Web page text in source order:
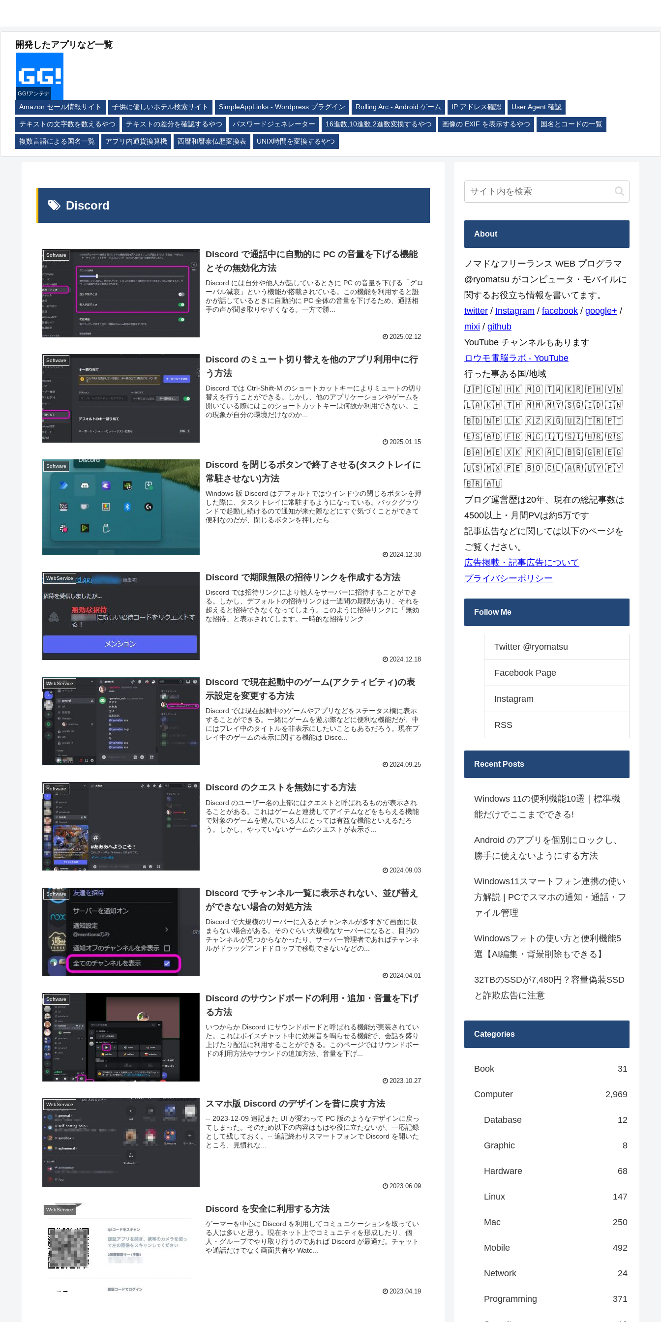
開発したアプリなど一覧
GG!アンテナ
Amazon セール情報サイト 子供に優しいホテル検索サイト SimpleAppLinks - Wordpress プラグイン Rolling Arc - Android ゲーム IP アドレス確認 User Agent 確認
テキストの文字数を数えるやつ テキストの差分を確認するやつ パスワードジェネレーター 16進数,10進数,2進数変換するやつ 画像の EXIF を表示するやつ 国名とコードの一覧
複数言語による国名一覧 アプリ内通貨換算機 西暦和暦泰仏歴変換表 UNIX時間を変換するやつ
Discord
Software
Discord で通話中に自動的に PC の音量を下げる機能
とその無効化方法
Discord には自分や他人が話しているときに PC の音量を下げる「グロ
ーバル減衰」という機能が搭載されている。この機能を利用すると誰
かが話しているときに自動的に PC 全体の音量を下げるため、通話相
手の声が聞き取りやすくなる。一方で勝...
2025.02.12
Software
Discord のミュート切り替えを他のアプリ利用中に行
う方法
Discord では Ctrl-Shift-M のショートカットキーによりミュートの切り
替えを行うことができる。しかし、他のアプリケーションやゲームを
開いている際にはこのショートカットキーは何故か利用できない。こ
の現象が自分の環境だけなのか...
2025.01.15
Software
Discord を閉じるボタンで終了させる(タスクトレイに
常駐させない)方法
Windows 版 Discord はデフォルトではウインドウの閉じるボタンを押
した際に、タスクトレイに常駐するようになっている。バックグラウ
ンドで起動し続けるので通知が来た際などにすぐ気づくことができて
便利なのだが、閉じるボタンを押したら...
2024.12.30
WebService Discord で期限無限の招待リンクを作成する方法
Discord では招待リンクにより他人をサーバーに招待することができ
る。しかし、デフォルトの招待リンクは一週間の期限があり、それを
超えると招待できなくなってしまう。このように招待リンクに「無効
な招待」と表示されてします。一時的な招待リンク...
2024.12.18
WebService
Discord で現在起動中のゲーム(アクティビティ)の表
示設定を変更する方法
Discord では現在起動中のゲームやアプリなどをステータス欄に表示
することができる。一緒にゲームを遊ぶ際などに便利な機能だが、中
にはプレイ中のタイトルを非表示にしたいこともあるだろう。現在プ
レイ中のゲームの表示に関する機能は Disco...
2024.09.25
Software Discord のクエストを無効にする方法
Discord のユーザー名の上部にはクエストと呼ばれるものが表示され
ることがある。これはゲームと連携してアイテムなどをもらえる機能
で対象のゲームを遊んでいる人にとっては有益な機能といえるだろ
う。しかし、やっていないゲームのクエストが表示さ...
2024.09.03
Software
Discord でチャンネル一覧に表示されない、並び替え
ができない場合の対処方法
Discord で大規模のサーバーに入るとチャンネルが多すぎて画面に収
まらない場合がある。そのぐらい大規模なサーバーになると、目的の
チャンネルが見つからなかったり、サーバー管理者であればチャンネ
ルがドラッグアンドドロップで移動できないなどの...
2024.04.01
Software
Discord のサウンドボードの利用・追加・音量を下げ
る方法
いつからか Discord にサウンドボードと呼ばれる機能が実装されてい
た。これはボイスチャット中に効果音を鳴らせる機能で、会話を盛り
上げたり配信に利用することができる。このページではサウンドボー
ドの利用方法やサウンドの追加方法、音量を下げ...
2023.10.27
WebService スマホ版 Discord のデザインを昔に戻す方法
-- 2023-12-09 追記また UI が変わって PC 版のようなデザインに戻っ
てしまった。そのため以下の内容はもはや役に立たないが、一応記録
として残しておく。-- 追記終わりスマートフォンで Discord を開いた
ところ、見慣れな...
2023.06.09
WebService Discord を安全に利用する方法
ゲーマーを中心に Discord を利用してコミュニケーションを取ってい
る人は多いと思う。現在ネット上でコミュニティを形成したり、個
人・グループでやり取り行うのであれば Discord が最適だ。チャット
や通話だけでなく画面共有や Watc...
2023.04.19
About
ノマドなフリーランス WEB プログラマ
@ryomatsu がコンピュータ・モバイルに
関するお役立ち情報を書いてます。
twitter / Instagram / facebook / google+ /
mixi / github
YouTube チャンネルもあります
ロウモ電脳ラボ - YouTube
行った事ある国/地域
🇯🇵 🇨🇳 🇭🇰 🇲🇴 🇹🇼 🇰🇷 🇵🇭 🇻🇳
🇱🇦 🇰🇭 🇹🇭 🇲🇲 🇲🇾 🇸🇬 🇮🇩 🇮🇳
🇧🇩 🇳🇵 🇱🇰 🇰🇿 🇰🇬 🇺🇿 🇹🇷 🇵🇹
🇪🇸 🇦🇩 🇫🇷 🇲🇨 🇮🇹 🇸🇮 🇭🇷 🇷🇸
🇧🇦 🇲🇪 🇽🇰 🇲🇰 🇦🇱 🇧🇬 🇬🇷 🇪🇬
🇺🇸 🇲🇽 🇵🇪 🇧🇴 🇨🇱 🇦🇷 🇺🇾 🇵🇾
🇧🇷 🇦🇺
ブログ運営歴は20年、現在の総記事数は
4500以上・月間PVは約5万です
記事広告などに関しては以下のページを
ご覧ください。
広告掲載・記事広告について
プライバシーポリシー
Follow Me
Twitter @ryomatsu
Facebook Page
Instagram
RSS
Recent Posts
Windows 11の便利機能10選｜標準機
能だけでここまでできる!
Android のアプリを個別にロックし、
勝手に使えないようにする方法
Windows11スマートフォン連携の使い
方解説 | PCでスマホの通知・通話・フ
ァイル管理
Windowsフォトの使い方と便利機能5
選【AI編集・背景削除もできる】
32TBのSSDが7,480円？容量偽装SSD
と詐欺広告に注意
Categories
Book 31
Computer 2,969
Database 12
Graphic 8
Hardware 68
Linux 147
Mac 250
Mobile 492
Network 24
Programming 371